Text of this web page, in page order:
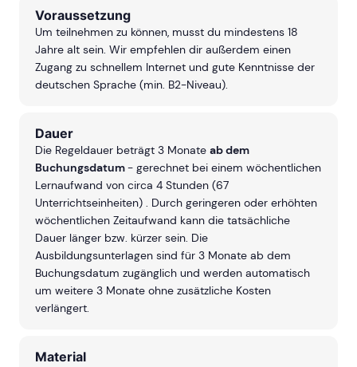
Voraussetzung
Um teilnehmen zu können, musst du mindestens 18
Jahre alt sein. Wir empfehlen dir außerdem einen
Zugang zu schnellem Internet und gute Kenntnisse der
deutschen Sprache (min. B2-Niveau).
Dauer
Die Regeldauer beträgt 3 Monate ab dem
Buchungsdatum- gerechnet bei einem wöchentlichen
Lernaufwand von circa 4 Stunden (67
Unterrichtseinheiten) . Durch geringeren oder erhöhten
wöchentlichen Zeitaufwand kann die tatsächliche
Dauer länger bzw. kürzer sein. Die
Ausbildungsunterlagen sind für 3 Monate ab dem
Buchungsdatum zugänglich und werden automatisch
um weitere 3 Monate ohne zusätzliche Kosten
verlängert.
Material